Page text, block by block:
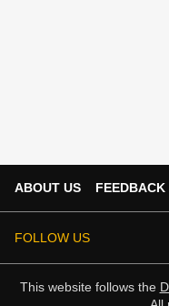
ABOUT US FEEDBACK
FOLLOW US
This website follows the